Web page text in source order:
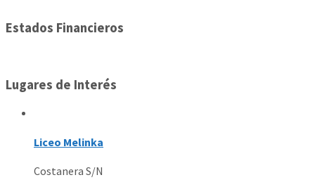
Estados Financieros
Lugares de Interés
Liceo Melinka
Costanera S/N